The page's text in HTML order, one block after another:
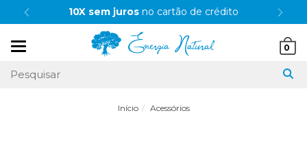
10X sem juros no cartão de crédito
0
Início Acessórios